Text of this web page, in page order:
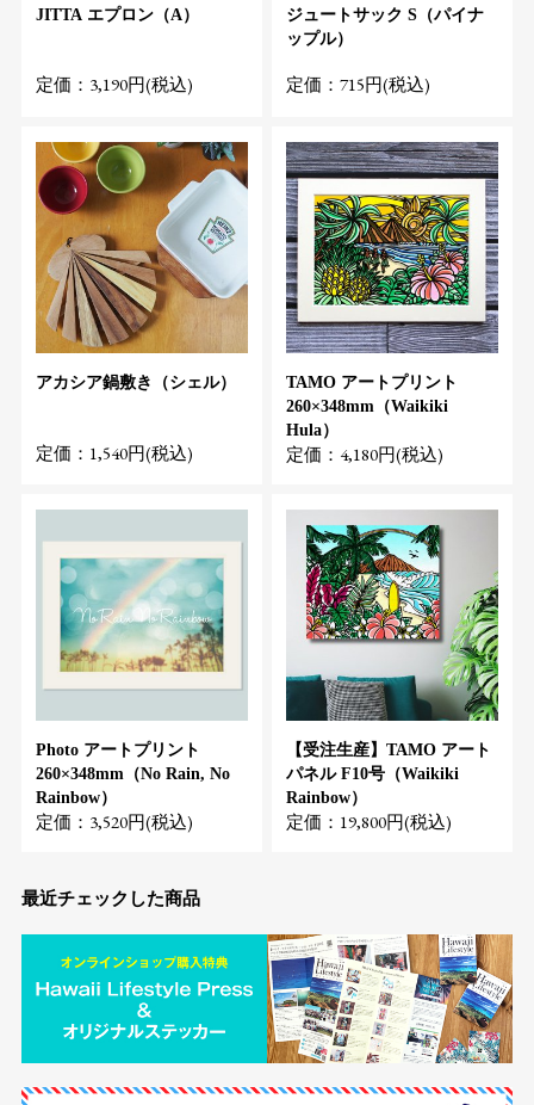
JITTA エプロン（A）
定価：3,190円(税込)
ジュートサック S（パイナ
ップル）
定価：715円(税込)
アカシア鍋敷き（シェル）
定価：1,540円(税込)
TAMO アートプリント
260×348mm（Waikiki
Hula）
定価：4,180円(税込)
Photo アートプリント
260×348mm（No Rain, No
Rainbow）
定価：3,520円(税込)
【受注生産】TAMO アート
パネル F10号（Waikiki
Rainbow）
定価：19,800円(税込)
最近チェックした商品